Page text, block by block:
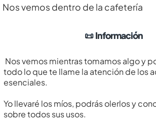
Nos vemos dentro de la cafetería
📜Información
Nos vemos mientras tomamos algo y
todo lo que te llame la atención de los
esenciales.
Yo llevaré los míos, podrás olerlos y
sobre todos sus usos.